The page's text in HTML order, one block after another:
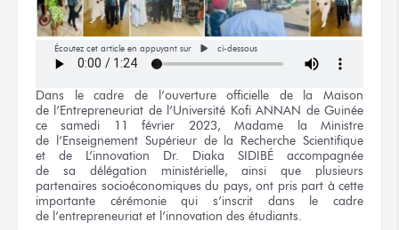
Écoutez cet article en appuyant sur ci-dessous
Dans le cadre de l’ouvertureofficielle de la Maison
de l’Entrepreneuriat de l’Université Kofi ANNAN de Guinée
ce samedi
11 février 2023, Madame la Ministre
de l’EnseignementSupérieur de la Recherche Scientifique
et de L’innovation
Dr. Diaka SIDIBÉ accompagnée
de sa délégation ministérielle, ainsi que plusieurs
partenaires socioéconomiques du pays, ont pris part à cette
importante cérémonie qui s’inscrit dans le cadre
de l’entrepreneuriat et l’innovation des étudiants.